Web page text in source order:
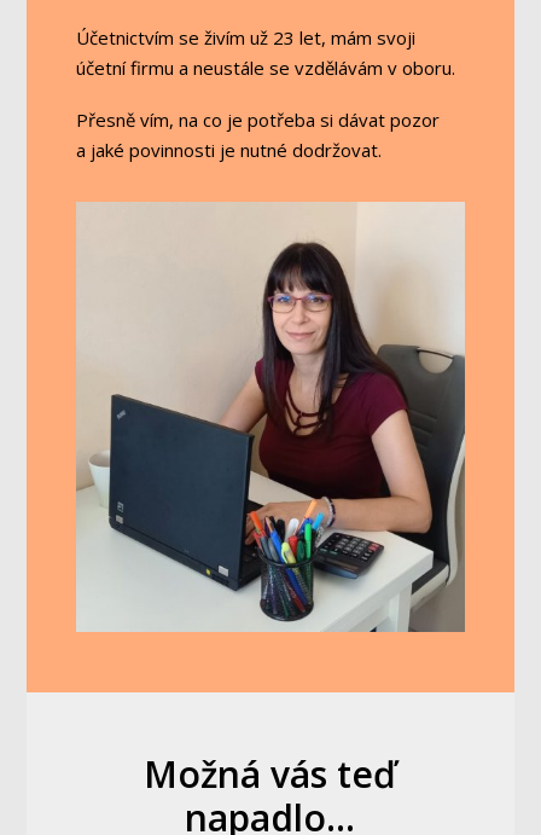
Účetnictvím se živím už 23 let, mám svoji
účetní firmu a neustále se vzdělávám v oboru.
Přesně vím, na co je potřeba si dávat pozor
a jaké povinnosti je nutné dodržovat.
Možná vás teď
napadlo...